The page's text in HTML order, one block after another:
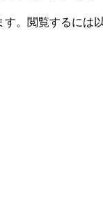
。閲覧するには